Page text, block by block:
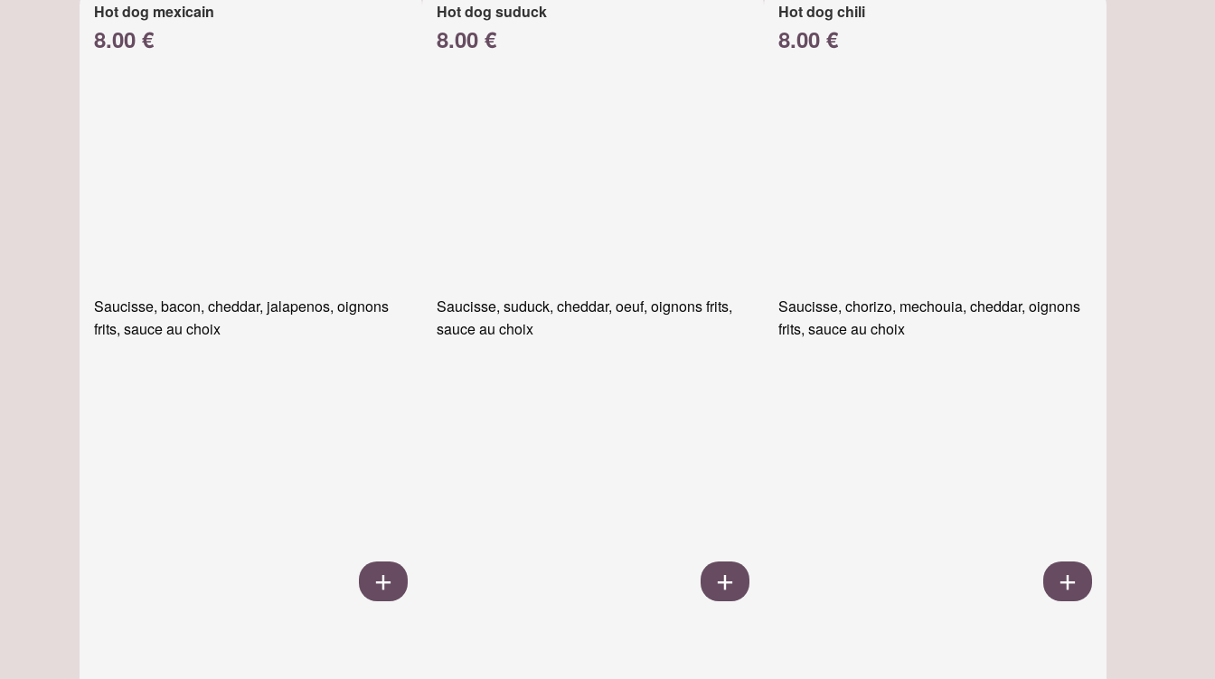
Hot dog mexicain
8.00 €
Saucisse, bacon, cheddar, jalapenos, oignons
frits, sauce au choix
Hot dog suduck
8.00 €
Saucisse, suduck, cheddar, oeuf, oignons frits,
sauce au choix
Hot dog chili
8.00 €
Saucisse, chorizo, mechouia, cheddar, oignons
frits, sauce au choix